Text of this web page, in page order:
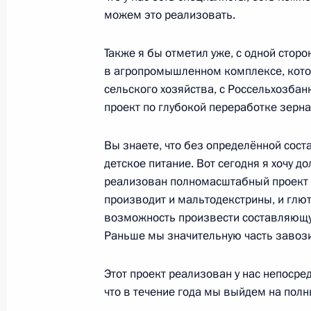
Максимом Егоровым
16 августа 2022 года, 13:45
гарантиях пограничникам и
12 августа 2022 года, 15:50
Встреча с врио главы
можем это реализовать.
Также я бы отметил уже, с одной
в агропромышленном комплексе,
сельского хозяйства, с
проект по глубокой переработке
Вы знаете, что без определённой
детское питание. Вот сегодня я хочу
реализован полномасштабный
производит и мальтодекстрины, и
возможность произвести
Раньше мы значительную часть
Этот проект реализован у нас
что в течение года мы выйдем на